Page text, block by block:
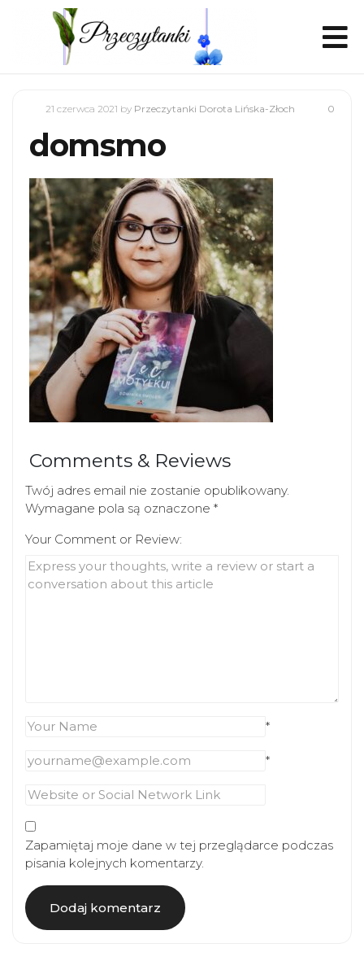
0
21 czerwca 2021 by Przeczytanki Dorota Lińska-Złoch
domsmo
Comments & Reviews
Twój adres email nie zostanie opublikowany.
Wymagane pola są oznaczone *
Your Comment or Review:
*
*
Zapamiętaj moje dane w tej przeglądarce podczas
pisania kolejnych komentarzy.